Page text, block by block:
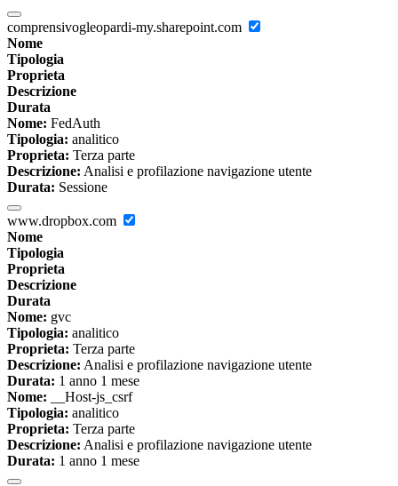
comprensivogleopardi-my.sharepoint.com
Nome
Tipologia
Proprieta
Descrizione
Durata
Nome: FedAuth
Tipologia: analitico
Proprieta: Terza parte
Descrizione: Analisi e profilazione navigazione utente
Durata: Sessione
www.dropbox.com
Nome
Tipologia
Proprieta
Descrizione
Durata
Nome: gvc
Tipologia: analitico
Proprieta: Terza parte
Descrizione: Analisi e profilazione navigazione utente
Durata: 1 anno 1 mese
Nome: __Host-js_csrf
Tipologia: analitico
Proprieta: Terza parte
Descrizione: Analisi e profilazione navigazione utente
Durata: 1 anno 1 mese